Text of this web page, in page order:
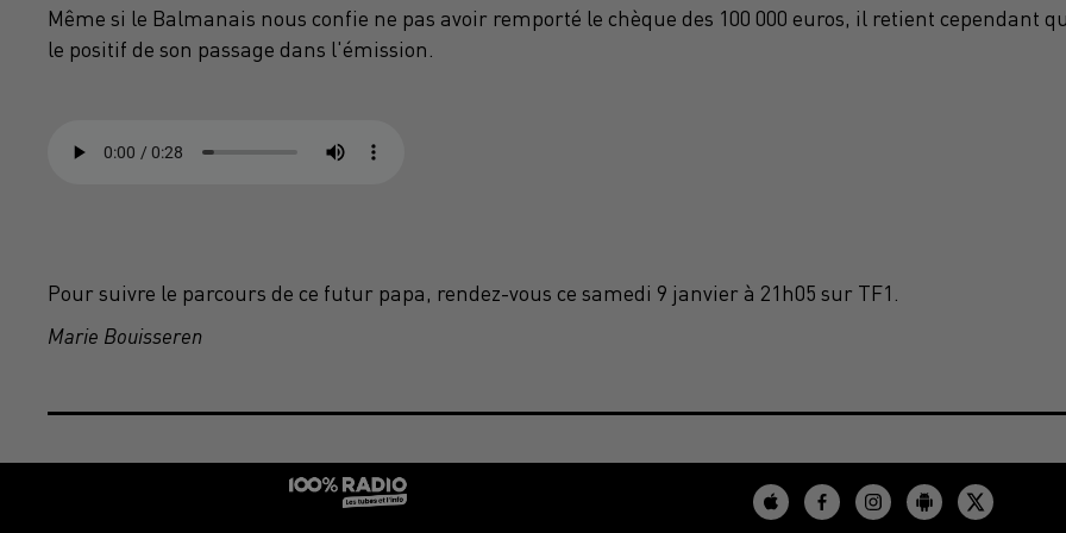
Même si le Balmanais nous confie ne pas avoir remporté le chèque des 100 000 euros, il retient cependant
le positif de son passage dans l'émission.
Pour suivre le parcours de ce futur papa, rendez-vous ce samedi 9 janvier à 21h05 sur TF1.
Marie Bouisseren